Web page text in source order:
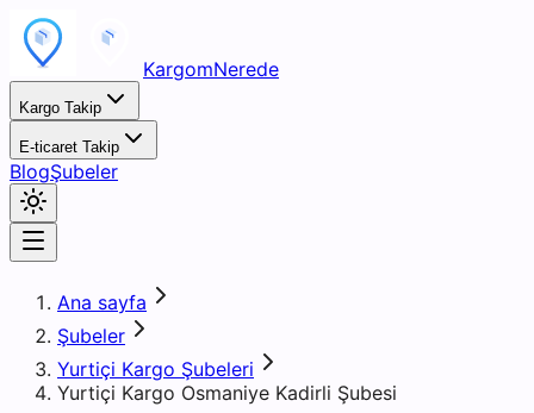
KargomNerede
Kargo Takip
E-ticaret Takip
BlogŞubeler
Ana sayfa
Şubeler
Yurtiçi Kargo Şubeleri
Yurtiçi Kargo Osmaniye Kadirli Şubesi